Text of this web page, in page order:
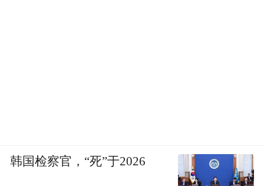
韩国检察官，“死”于2026